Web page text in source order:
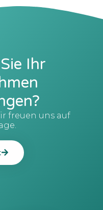
Ihr
freuen uns auf